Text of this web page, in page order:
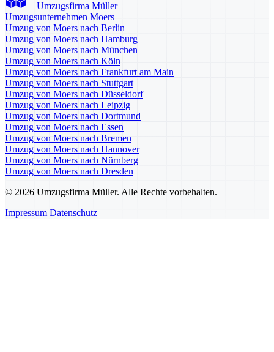
Umzugsfirma Müller
Umzugsunternehmen Moers
Umzug von Moers nach Berlin
Umzug von Moers nach Hamburg
Umzug von Moers nach München
Umzug von Moers nach Köln
Umzug von Moers nach Frankfurt am Main
Umzug von Moers nach Stuttgart
Umzug von Moers nach Düsseldorf
Umzug von Moers nach Leipzig
Umzug von Moers nach Dortmund
Umzug von Moers nach Essen
Umzug von Moers nach Bremen
Umzug von Moers nach Hannover
Umzug von Moers nach Nürnberg
Umzug von Moers nach Dresden
© 2026 Umzugsfirma Müller. Alle Rechte vorbehalten.
Impressum Datenschutz